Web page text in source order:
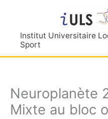
contenuInstitut Universitaire
Sport
Neuroplanète
Mixte au bloc